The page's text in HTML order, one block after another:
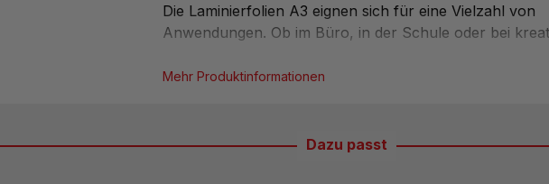
Die Laminierfolien A3 eignen sich für eine Vielzahl von
Anwendungen. Ob im Büro, in der Schule oder bei
Zertifikate, Poster, Plakate, Flyer oder
Mehr Produktinformationen
Dazu passt